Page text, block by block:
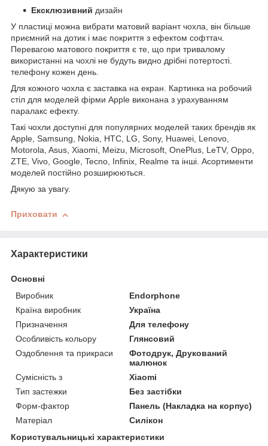
Ексклюзивний дизайн
У пластиці можна вибрати матовий варіант чохла, він більше
приємний на дотик і має покриття з ефектом софттач.
Перевагою матового покриття є те, що при тривалому
використанні на чохлі не будуть видно дрібні потертості.
телефону кожен день.
Для кожного чохла є заставка на екран. Картинка на робочий
стіл для моделей фірми Apple виконана з урахуванням
паралакс ефекту.
Такі чохли доступні для популярних моделей таких брендів як
Apple, Samsung, Nokia, HTC, LG, Sony, Huawei, Lenovo,
Motorola, Asus, Xiaomi, Meizu, Microsoft, OnePlus, LeTV, Oppo,
ZTE, Vivo, Google, Tecno, Infinix, Realme та інші. Асортименти
моделей постійно розширюються.
Дякую за увагу.
Приховати
Характеристики
Основні
Виробник
Endorphone
Країна виробник
Україна
Призначення
Для телефону
Особливість кольору
Глянсовий
Оздоблення та прикраси
Фотодрук, Друкований
малюнок
Сумісність з
Xiaomi
Тип застежки
Без застібки
Форм-фактор
Панель (Накладка на корпус)
Матеріал
Силікон
Користувальницькі характеристики